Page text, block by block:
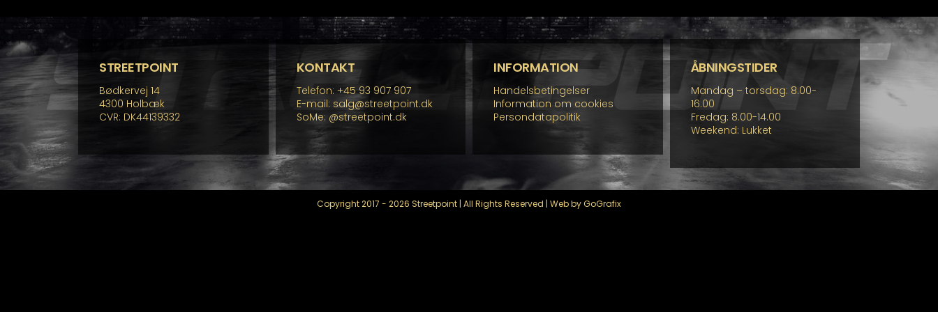
STREETPOINT
Bødkervej 14
4300 Holbæk
CVR: DK44139332
KONTAKT
Telefon: +45 93 907 907
E-mail: salg@streetpoint.dk
SoMe: @streetpoint.dk
INFORMATION
Handelsbetingelser
Information om cookies
Persondatapolitik
ÅBNINGSTIDER
Mandag – torsdag: 8.00-
16.00
Fredag: 8.00-14.00
Weekend: Lukket
Copyright 2017 - 2026 Streetpoint | All Rights Reserved | Web by GoGrafix